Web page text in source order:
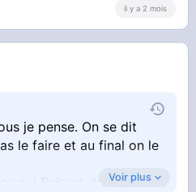
il y a 2 mois
je pense. On se dit
le faire et au final on le
qui finiront dans le
Voir plus